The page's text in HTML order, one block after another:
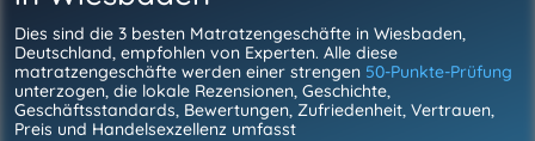
Dies sind die 3 besten Matratzengeschäfte in Wiesbaden,
Deutschland, empfohlen von Experten. Alle diese
matratzengeschäfte werden einer strengen 50-Punkte-Prüfung
unterzogen, die lokale Rezensionen, Geschichte,
Geschäftsstandards, Bewertungen, Zufriedenheit, Vertrauen,
Preis und Handelsexzellenz umfasst